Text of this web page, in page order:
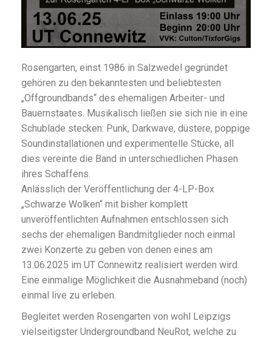
Rosengarten, einst 1986 in Salzwedel gegründet
gehören zu den bekanntesten und beliebtesten
„Offgroundbands“ des ehemaligen Arbeiter- und
Bauernstaates. Musikalisch ließen sie sich nie in eine
Schublade stecken: Punk, Darkwave, düstere, poppige
Soundinstallationen und experimentelle Stücke, all
dies vereinte die Band in unterschiedlichen Phasen
ihres Schaffens.
Anlässlich der Veröffentlichung der 4-LP-Box
„Schwarze Wolken“ mit bisher komplett
unveröffentlichten Aufnahmen entschlossen sich
sechs der ehemaligen Bandmitglieder noch einmal
zwei Konzerte zu geben von denen eines am
13.06.2025 im UT Connewitz realisiert werden wird.
Eine einmalige Möglichkeit die Ausnahmeband (noch)
einmal live zu erleben.
Begleitet werden Rosengarten von wohl Leipzigs
vielseitigster Undergroundband NeuRot, welche zu